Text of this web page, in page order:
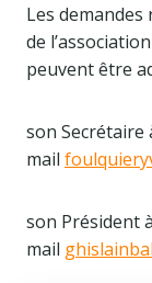
Les
de
peuvent être
son Secrétaire
mail
son Président
mail